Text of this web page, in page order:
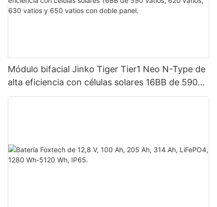
Módulo bifacial Jinko Tiger Tier1 Neo N-Type de
alta eficiencia con células solares 16BB de 590
vatios, 620 vatios, 630 vatios y 650 vatios con